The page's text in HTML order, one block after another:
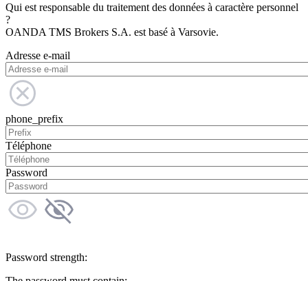
Qui est responsable du traitement des données à caractère personnel
?
OANDA TMS Brokers S.A. est basé à Varsovie.
Adresse e-mail
phone_prefix
Téléphone
Password
Password strength: